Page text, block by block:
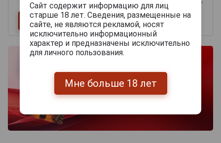
Сайт содержит информацию для лиц
старше 18 лет. Сведения, размещенные на
сайте, не являются рекламой, носят
исключительно информационный
характер и предназначены исключительно
для личного пользования.
Мне больше 18 лет